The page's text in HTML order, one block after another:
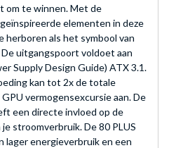
om te winnen. Met de
elementen in deze
herboren als het symbool van
uitgangspoort voldoet aan
Supply Design Guide) ATX 3.1.
kan tot 2x de totale
vermogensexcursie aan. De
een directe invloed op de
stroomverbruik. De 80 PLUS
energieverbruik en een